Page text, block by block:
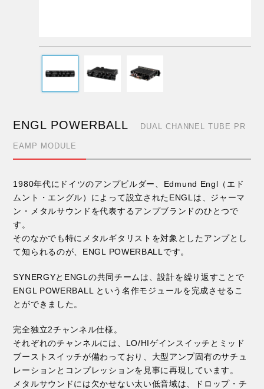
ENGL POWERBALL DUAL CHANNEL TUBE PR
EAMP MODULE
1980年代にドイツのアンプビルダー、Edmund Engl（エド
ムント・エングル）によって設立されたENGLは、ジャーマ
ン・メタルサウンドを代表するアンプブランドのひとつで
す。
そのなかでも特にメタルギタリストを対象としたアンプとし
て知られるのが、ENGL POWERBALLです。
SYNERGYとENGLの共同チームは、設計を繰り返すことで
ENGL POWERBALL という名作モジュールを完成させるこ
とができました。
完全独立2チャンネル仕様。
それぞれのチャンネルには、LO/HIゲインスイッチとミッド
ブーストスイッチが備わっており、大型アンプ固有のサチュ
レーションとコンプレッションを見事に再現しています。
メタルサウンドには欠かせない太い低音域は、ドロップ・チ